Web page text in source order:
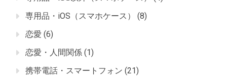
専用品・iOS（スマホケース）
(8)
恋愛 (6)
恋愛・人間関係 (1)
携帯電話・スマートフォン (21)